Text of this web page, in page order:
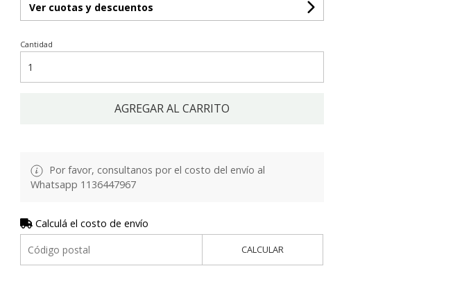
Ver cuotas y descuentos
Cantidad
AGREGAR AL CARRITO
Por favor, consultanos por el costo del envío al
Whatsapp 1136447967
Calculá el costo de envío
CALCULAR